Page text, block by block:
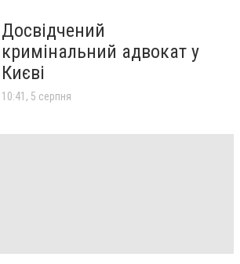
Досвідчений
кримінальний адвокат у
Києві
10:41, 5 серпня